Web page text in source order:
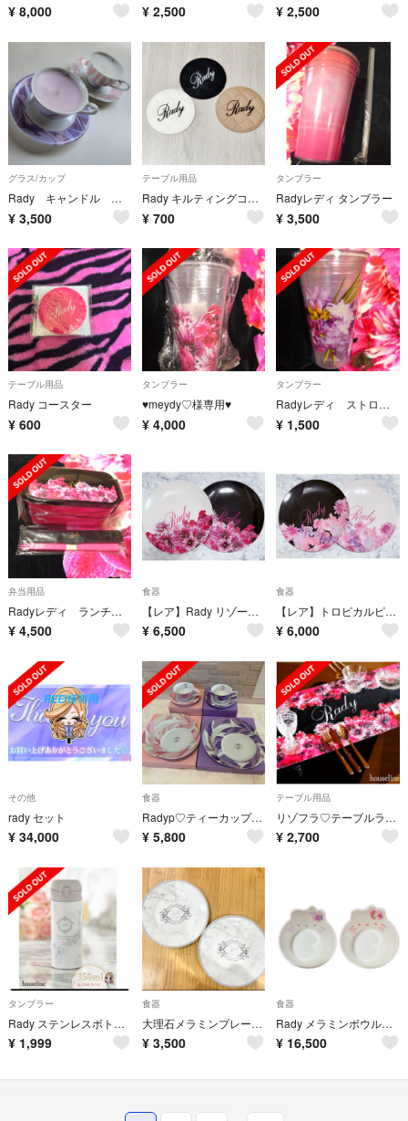
¥ 8,000 ¥ 2,500 ¥ 2,500
グラス/カップ
Rady キャンドル カップ&ソーサー 2セット
¥ 3,500
テーブル用品
Rady キルティングコースター
¥ 700
タンブラー
Radyレディ タンブラー
¥ 3,500
テーブル用品
Rady コースター
¥ 600
タンブラー
♥meydy♡様専用♥
¥ 4,000
タンブラー
Radyレディ ストロータンブラー
¥ 1,500
弁当用品
Radyレディ ランチボックスセット
¥ 4,500
食器
【レア】Rady リゾートフラワー メラミン プレート 2枚セット
¥ 6,500
食器
【レア】トロピカルピンク フラワー メラミン プレート 2枚セット
¥ 6,000
その他
rady セット
¥ 34,000
食器
Radyp♡ティーカップ☕️お皿セット
¥ 5,800
テーブル用品
リゾフラ♡テーブルランナー
¥ 2,700
タンブラー
Rady ステンレスボトル🩷 最終値下げ
¥ 1,999
食器
大理石メラミンプレートセット
¥ 3,500
食器
Rady メラミンボウル ハローキティ フラワーブーケ トロピカルピンク
¥ 16,500